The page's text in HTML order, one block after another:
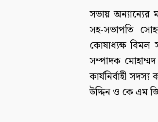
সভায় অন্যান্যের
সহ-সভাপতি
কোষাধ্যক্ষ বিমল
সম্পাদক
কার্যনির্বাহী
উদ্দিন ও কে এম